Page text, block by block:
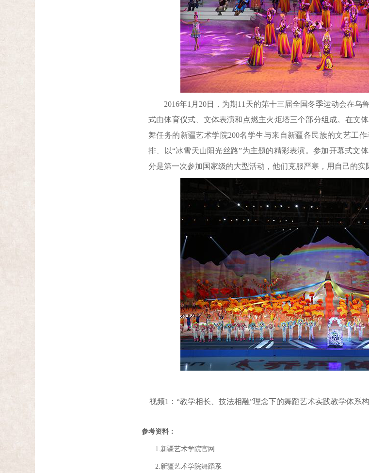
2016年1月20日，为期11天的第十三届全国冬季运动会在乌
式由体育仪式、文体表演和点燃主火炬塔三个部分组成。在文
舞任务的新疆艺术学院200名学生与来自新疆各民族的文艺工
排、以“冰雪天山阳光丝路”为主题的精彩表演。参加开幕式文
分是第一次参加国家级的大型活动，他们克服严寒，用自己的
视频1：“教学相长、技法相融”理念下的舞蹈艺术实践教学体系
参考资料：
1.新疆艺术学院官网
2.新疆艺术学院舞蹈系